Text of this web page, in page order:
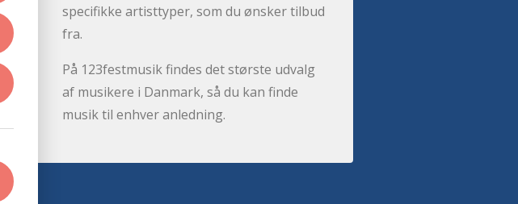
specifikke artisttyper, som du ønsker tilbud
fra.
På 123festmusik findes det største udvalg
af musikere i Danmark, så du kan finde
musik til enhver anledning.